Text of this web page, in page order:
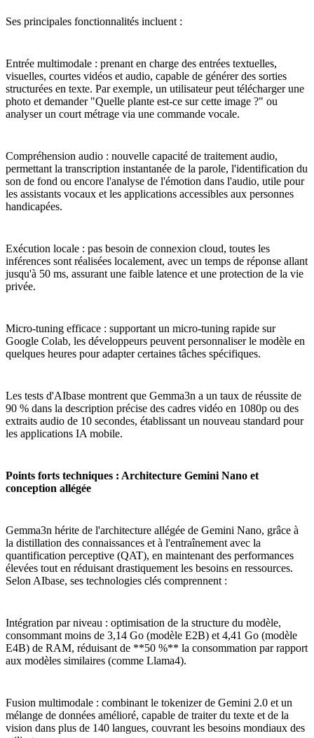
Ses principales fonctionnalités incluent :
Entrée multimodale : prenant en charge des entrées textuelles,
visuelles, courtes vidéos et audio, capable de générer des sorties
structurées en texte. Par exemple, un utilisateur peut télécharger une
photo et demander "Quelle plante est-ce sur cette image ?" ou
analyser un court métrage via une commande vocale.
Compréhension audio : nouvelle capacité de traitement audio,
permettant la transcription instantanée de la parole, l'identification du
son de fond ou encore l'analyse de l'émotion dans l'audio, utile pour
les assistants vocaux et les applications accessibles aux personnes
handicapées.
Exécution locale : pas besoin de connexion cloud, toutes les
inférences sont réalisées localement, avec un temps de réponse allant
jusqu'à 50 ms, assurant une faible latence et une protection de la vie
privée.
Micro-tuning efficace : supportant un micro-tuning rapide sur
Google Colab, les développeurs peuvent personnaliser le modèle en
quelques heures pour adapter certaines tâches spécifiques.
Les tests d'AIbase montrent que Gemma3n a un taux de réussite de
90 % dans la description précise des cadres vidéo en 1080p ou des
extraits audio de 10 secondes, établissant un nouveau standard pour
les applications IA mobile.
Points forts techniques : Architecture Gemini Nano et
conception allégée
Gemma3n hérite de l'architecture allégée de Gemini Nano, grâce à
la distillation des connaissances et à l'entraînement avec la
quantification perceptive (QAT), en maintenant des performances
élevées tout en réduisant drastiquement les besoins en ressources.
Selon AIbase, ses technologies clés comprennent :
Intégration par niveau : optimisation de la structure du modèle,
consommant moins de 3,14 Go (modèle E2B) et 4,41 Go (modèle
E4B) de RAM, réduisant de **50 %** la consommation par rapport
aux modèles similaires (comme Llama4).
Fusion multimodale : combinant le tokenizer de Gemini 2.0 et un
mélange de données amélioré, capable de traiter du texte et de la
vision dans plus de 140 langues, couvrant les besoins mondiaux des